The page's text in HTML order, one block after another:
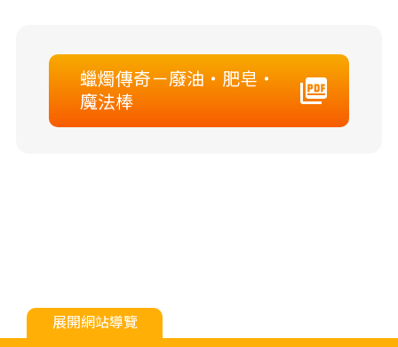
蠟燭傳奇－廢油‧肥皂‧
魔法棒
展開網站導覽